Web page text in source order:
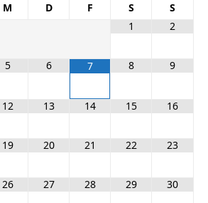
M D F S
S
1
2
5 6 7 8 9
12 13 14 15 16
19 20 21 22 23
26 27 28 29 30